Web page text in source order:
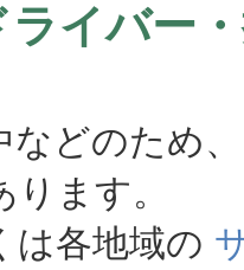
ライバー
どのため
ます。
各地域の